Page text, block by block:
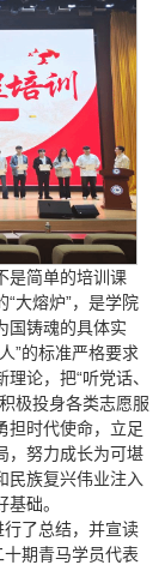
是简单的培训课
大熔炉”，是学院
国铸魂的具体实
”的标准严格要求
论，把“听党话、
极投身各类志愿服
担时代使命，立足
，努力成长为可堪
民族复兴伟业注入
础。
行了总结，并宣读
十期青马学员代表